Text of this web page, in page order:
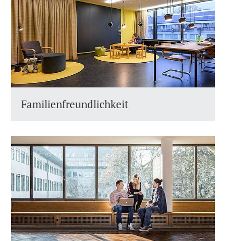
Familienfreundlichkeit